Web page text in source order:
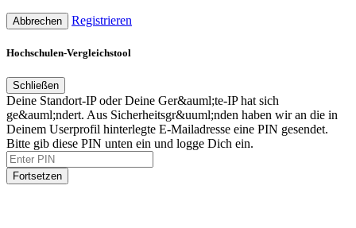
Abbrechen Registrieren
Hochschulen-Vergleichstool
Schließen
Deine Standort-IP oder Deine Ger&auml;te-IP hat sich
ge&auml;ndert. Aus Sicherheitsgr&uuml;nden haben wir an die in
Deinem Userprofil hinterlegte E-Mailadresse eine PIN gesendet.
Bitte gib diese PIN unten ein und logge Dich ein.
Fortsetzen